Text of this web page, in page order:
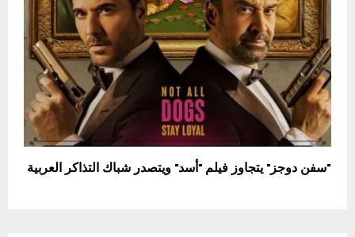
"سفن دوجز" يتجاوز فيلم "أسد" ويتصدر شباك التذاكر العربية